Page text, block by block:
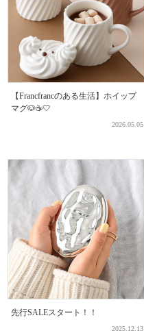
【Francfrancのある生活】ホイップ
マグ🐶☕🤍
2026.05.05
先行SALEスタート！！
2025.12.13